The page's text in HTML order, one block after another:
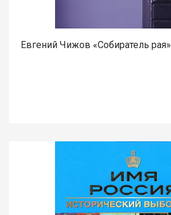
Евгений Чижов «Собиратель рая»